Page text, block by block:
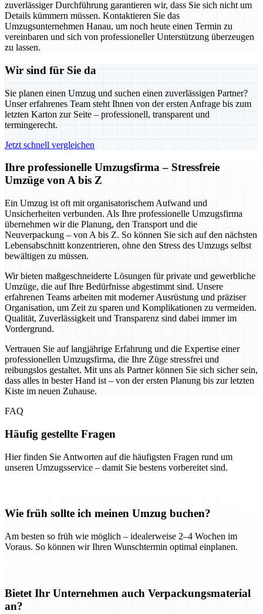
zuverlässiger Durchführung garantieren wir, dass Sie sich nicht um
Details kümmern müssen. Kontaktieren Sie das
Umzugsunternehmen Hanau, um noch heute einen Termin zu
vereinbaren und sich von professioneller Unterstützung überzeugen
zu lassen.
Wir sind für Sie da
Sie planen einen Umzug und suchen einen zuverlässigen Partner?
Unser erfahrenes Team steht Ihnen von der ersten Anfrage bis zum
letzten Karton zur Seite – professionell, transparent und
termingerecht.
Jetzt schnell vergleichen
Ihre professionelle Umzugsfirma – Stressfreie
Umzüge von A bis Z
Ein Umzug ist oft mit organisatorischem Aufwand und
Unsicherheiten verbunden. Als Ihre professionelle Umzugsfirma
übernehmen wir die Planung, den Transport und die
Neuverpackung – von A bis Z. So können Sie sich auf den nächsten
Lebensabschnitt konzentrieren, ohne den Stress des Umzugs selbst
bewältigen zu müssen.
Wir bieten maßgeschneiderte Lösungen für private und gewerbliche
Umzüge, die auf Ihre Bedürfnisse abgestimmt sind. Unsere
erfahrenen Teams arbeiten mit moderner Ausrüstung und präziser
Organisation, um Zeit zu sparen und Komplikationen zu vermeiden.
Qualität, Zuverlässigkeit und Transparenz sind dabei immer im
Vordergrund.
Vertrauen Sie auf langjährige Erfahrung und die Expertise einer
professionellen Umzugsfirma, die Ihre Züge stressfrei und
reibungslos gestaltet. Mit uns als Partner können Sie sich sicher sein,
dass alles in bester Hand ist – von der ersten Planung bis zur letzten
Kiste im neuen Zuhause.
FAQ
Häufig gestellte Fragen
Hier finden Sie Antworten auf die häufigsten Fragen rund um
unseren Umzugsservice – damit Sie bestens vorbereitet sind.
Wie früh sollte ich meinen Umzug buchen?
Am besten so früh wie möglich – idealerweise 2–4 Wochen im
Voraus. So können wir Ihren Wunschtermin optimal einplanen.
Bietet Ihr Unternehmen auch Verpackungsmaterial
an?